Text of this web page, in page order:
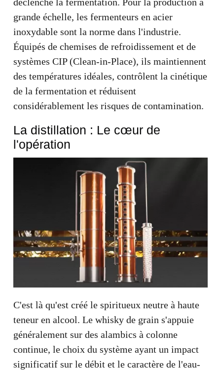
grande échelle, les fermenteurs en acier
inoxydable sont la norme dans l'industrie.
Équipés de chemises de refroidissement et de
systèmes CIP (Clean-in-Place), ils maintiennent
des températures idéales, contrôlent la cinétique
de la fermentation et réduisent
considérablement les risques de contamination.
La distillation : Le cœur de
l'opération
C'est là qu'est créé le spiritueux neutre à haute
teneur en alcool. Le whisky de grain s'appuie
généralement sur des alambics à colonne
continue, le choix du système ayant un impact
significatif sur le débit et le caractère de l'eau-